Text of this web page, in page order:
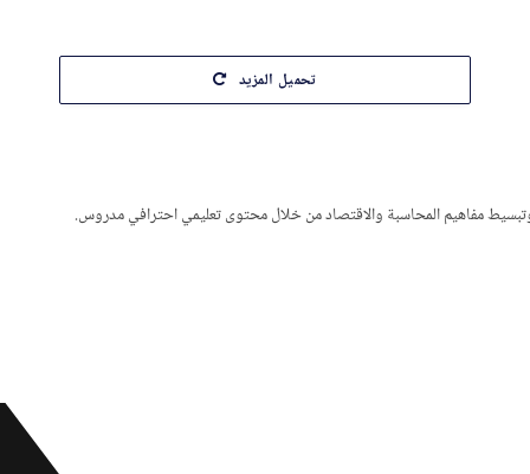
تحميل المزيد
وتبسيط مفاهيم المحاسبة والاقتصاد من خلال محتوى تعليمي احترافي مدروس.